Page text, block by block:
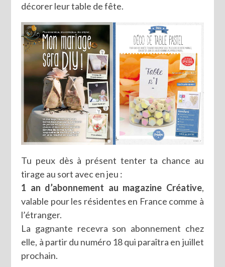
décorer leur table de fête.
Tu peux dès à présent tenter ta chance au
tirage au sort avec en jeu :
1 an d’abonnement au magazine Créative,
valable pour les résidentes en France comme à
l’étranger.
La gagnante recevra son abonnement chez
elle, à partir du numéro 18 qui paraîtra en juillet
prochain.